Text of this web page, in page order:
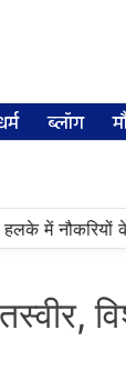
ब्लॉग
नौकरियों के